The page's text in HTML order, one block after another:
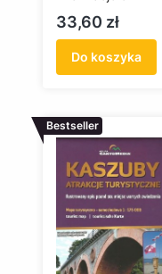
statkach morskich.
Podręcznik dla
szkół budownictwa
okrętowego
Cena
33,60 zł
Do koszyka
Bestseller